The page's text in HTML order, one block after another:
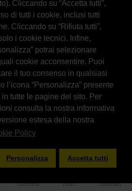
Cliccando su “Accetta tutti”,
di tutti i cookie, inclusi tutti
Cliccando su “Rifiuta tutti”,
i cookie tecnici. Infine,
potrai selezionare
cookie acconsentire. Puoi
il tuo consenso in qualsiasi
l’icona “Personalizza” presente
tutte le pagine del sito. Per
consulta la nostra informativa
estesa della nostra
Policy
Personalizza Accetta tutti
reserved - Powered by: GFD AUDIO SAS -
Confronta Email Contattaci
FILTER PRODUCTS